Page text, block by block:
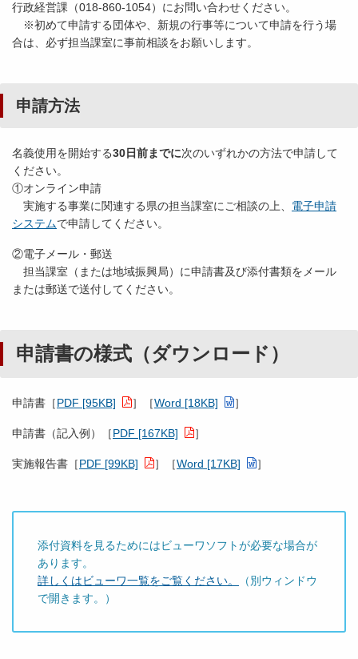
行政経営課（018-860-1054）にお問い合わせください。
※初めて申請する団体や、新規の行事等について申請を行う場
合は、必ず担当課室に事前相談をお願いします。
申請方法
名義使用を開始する30日前までに次のいずれかの方法で申請して
ください。
①オンライン申請
実施する事業に関連する県の担当課室にご相談の上、 電子申請
システムで申請してください。
②電子メール・郵送
担当課室（または地域振興局）に申請書及び添付書類をメール
または郵送で送付してください。
申請書の様式（ダウンロード）
申請書［PDF [95KB] ］［Word [18KB] ］
申請書（記入例）［PDF [167KB] ］
実施報告書［PDF [99KB] ］［Word [17KB] ］
添付資料を見るためにはビューワソフトが必要な場合が
あります。
詳しくはビューワ一覧をご覧ください。
（別ウィンドウ
で開きます。）